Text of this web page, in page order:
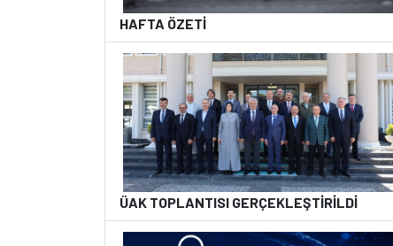
HAFTA ÖZETİ
ÜAK TOPLANTISI GERÇEKLEŞTİRİLDİ